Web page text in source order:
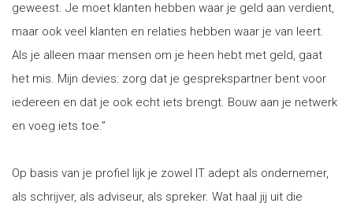
geweest. Je moet klanten hebben waar je geld aan verdient,
maar ook veel klanten en relaties hebben waar je van leert.
Als je alleen maar mensen om je heen hebt met geld, gaat
het mis. Mijn devies: zorg dat je gesprekspartner bent voor
iedereen en dat je ook echt iets brengt. Bouw aan je netwerk
en voeg iets toe.”
Op basis van je profiel lijk je zowel IT adept als ondernemer,
als schrijver, als adviseur, als spreker. Wat haal jij uit die